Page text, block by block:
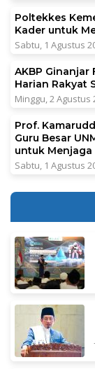
Poltekkes
Kader untuk
Sabtu, 1 Agustus
AKBP Ginanjar
Harian Rakyat
Minggu, 2 Agustus
Prof.
Guru Besar
untuk Menjaga
Sabtu, 1 Agustus